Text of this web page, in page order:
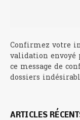
Confirmez votre
validation envoyé
ce message de
dossiers
ARTICLES